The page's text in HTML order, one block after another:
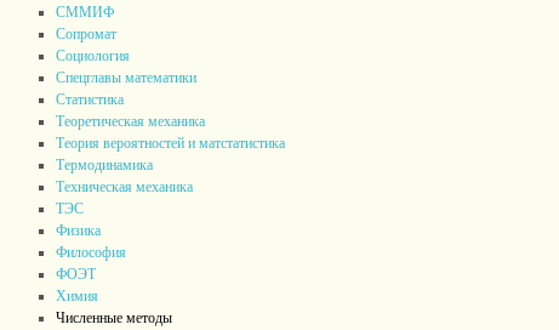
СММИФ
Сопромат
Социология
Спецглавы математики
Статистика
Теоретическая механика
Теория вероятностей и матстатистика
Термодинамика
Техническая механика
ТЭС
Физика
Философия
ФОЭТ
Химия
Численные методы